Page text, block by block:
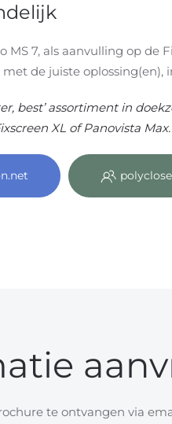
MS 7, als aanvulling op
de juiste oplossing(en),
best’ assortiment in
XL of Panovista Max.
te ontvangen via